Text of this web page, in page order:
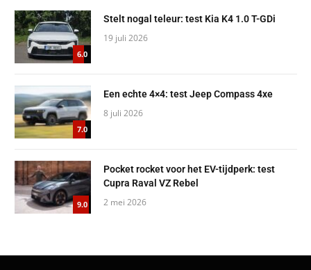
6.0
Stelt nogal teleur: test Kia K4 1.0 T-GDi
19 juli 2026
7.0
Een echte 4×4: test Jeep Compass 4xe
8 juli 2026
9.0
Pocket rocket voor het EV-tijdperk: test
Cupra Raval VZ Rebel
2 mei 2026